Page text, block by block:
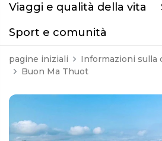
Viaggi e qualità della vita
Sport e comunità
pagine iniziali Informazioni sulla
Buon Ma Thuot